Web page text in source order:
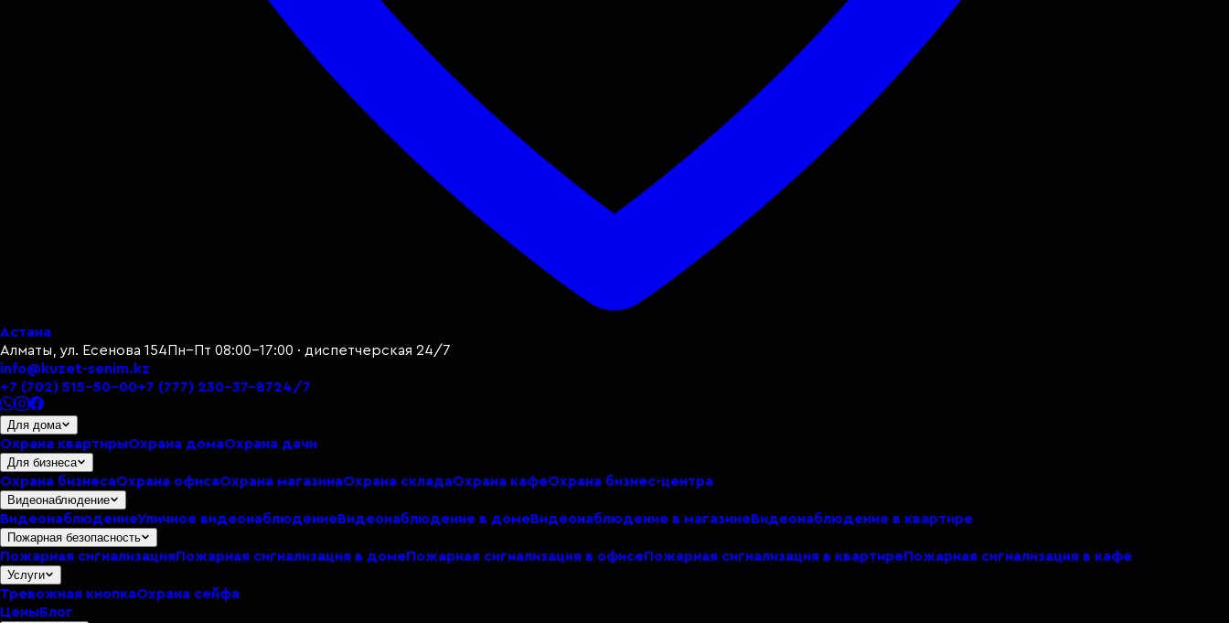
Астана
Алматы, ул. Есенова 154 Пн–Пт 08:00–17:00 · диспетчерская 24/7
info@kuzet-senim.kz
+7 (702) 515-50-00+7 (777) 230-37-8724/7
Для дома
Охрана квартирыОхрана домаОхрана дачи
Для бизнеса
Охрана бизнесаОхрана офисаОхрана магазинаОхрана складаОхрана кафеОхрана бизнес-центра
Видеонаблюдение
ВидеонаблюдениеУличное видеонаблюдениеВидеонаблюдение в домеВидеонаблюдение в магазинеВидеонаблюдение в квартире
Пожарная безопасность
Пожарная сигнализацияПожарная сигнализация в домеПожарная сигнализация в офисеПожарная сигнализация в квартиреПожарная сигнализация в кафе
Услуги
Тревожная кнопкаОхрана сейфа
ЦеныБлог